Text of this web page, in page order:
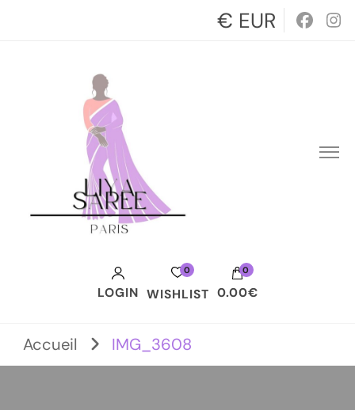
€ EUR
LOGIN
0
WISHLIST
0
0.00€
Votre panier est vide.
Accueil IMG_3608